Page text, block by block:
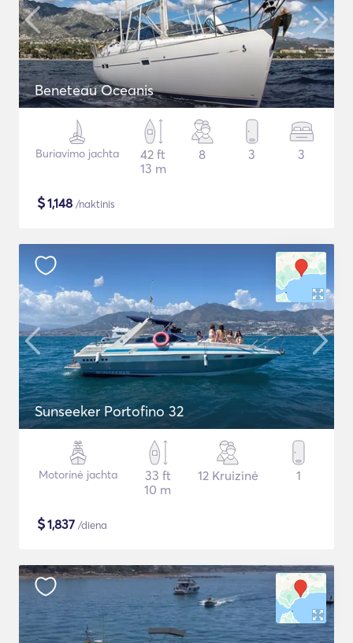
Beneteau Oceanis
Buriavimo jachta
42 ft
13 m
8 3 3
$1,148 /naktinis
Sunseeker Portofino 32
Motorinė jachta
33 ft
10 m
12 Kruizinė 1
$1,837 /diena